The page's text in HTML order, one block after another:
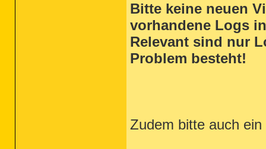
Bitte keine neuen
vorhandene Logs
Relevant sind nur
Problem besteht!
Zudem bitte auch